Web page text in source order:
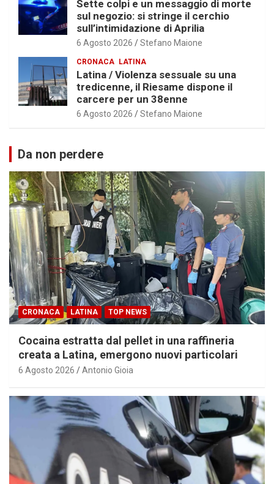
Sette colpi e un messaggio di morte
sul negozio: si stringe il cerchio
sull’intimidazione di Aprilia
6 Agosto 2026 Stefano Maione
CRONACA LATINA
Latina / Violenza sessuale su una
tredicenne, il Riesame dispone il
carcere per un 38enne
6 Agosto 2026 Stefano Maione
Da non perdere
CRONACA LATINA TOP NEWS
Cocaina estratta dal pellet in una raffineria
creata a Latina, emergono nuovi particolari
6 Agosto 2026 Antonio Gioia